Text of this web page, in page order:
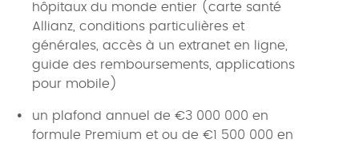
hôpitaux du monde entier (carte santé
Allianz, conditions particulières et
générales, accès à un extranet en ligne,
guide des remboursements, applications
pour mobile)
un plafond annuel de €3 000 000 en
formule Premium et ou de €1 500 000 en